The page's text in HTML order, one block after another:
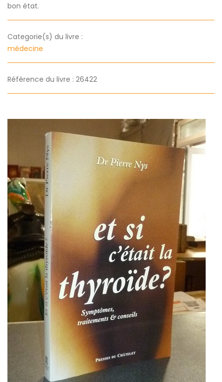
bon état.
Categorie(s) du livre :
médecine
Référence du livre : 26422